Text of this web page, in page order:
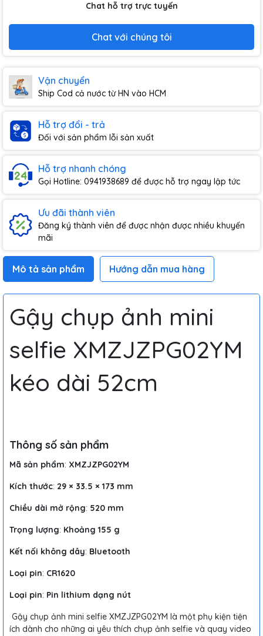
Chat hỗ trợ trực tuyến
Chat với chúng tôi
Vận chuyển
Ship Cod cả nước từ HN vào HCM
Hỗ trợ đổi - trả
Đối với sản phẩm lỗi sản xuất
Hỗ trợ nhanh chóng
Gọi Hotline: 0941938689 để được hỗ trợ ngay lập tức
Ưu đãi thành viên
Đăng ký thành viên để được nhận được nhiều khuyến
mãi
Mô tả sản phẩm Hướng dẫn mua hàng
Gậy chụp ảnh mini
selfie XMZJZPG02YM
kéo dài 52cm
Thông số sản phẩm
Mã sản phẩm: XMZJZPG02YM
Kích thước: 29 × 33.5 × 173 mm
Chiều dài mở rộng: 520 mm
Trọng lượng: Khoảng 155 g
Kết nối không dây: Bluetooth
Loại pin: CR1620
Loại pin: Pin lithium dạng nút
Gậy chụp ảnh mini selfie XMZJZPG02YM là một phụ kiện tiện
ích dành cho những ai yêu thích chụp ảnh selfie và quay video